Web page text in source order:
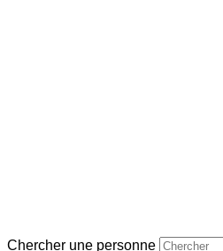
Chercher une personne